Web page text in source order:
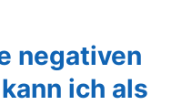
negativen
ich als